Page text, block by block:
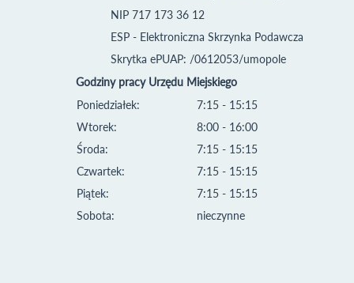
NIP 717 173 36 12
ESP - Elektroniczna Skrzynka Podawcza
Skrytka ePUAP: /0612053/umopole
Godziny pracy Urzędu Miejskiego
Poniedziałek:
Wtorek:
Środa:
Czwartek:
Piątek:
Sobota:
7:15 - 15:15
8:00 - 16:00
7:15 - 15:15
7:15 - 15:15
7:15 - 15:15
nieczynne